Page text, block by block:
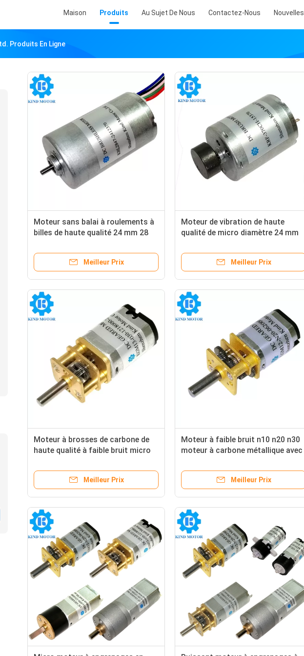
Maison Produits Au Sujet De Nous Contactez-Nous Nouvelles
Produits En Ligne
Moteur sans balai à roulements à
billes de haute qualité 24 mm 28
Meilleur Prix
Moteur de vibration de haute
qualité de micro diamètre 24 mm
dc 5v 6v 7.4v 12v 24v avec roue
excentrique
Meilleur Prix
Moteur à brosses de carbone de
haute qualité à faible bruit micro
030 050 avec réducteur de vitesse
boîte de vitessesMeilleur Prix
Moteur à faible bruit n10 n20 n30
moteur à carbone métallique avec
1:75 1:100 1:150 1:210 1:250 1:298
1:380 1:1000
Meilleur Prix